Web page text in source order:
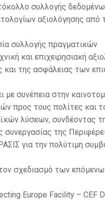
συλλογής
αξιολόγησης από
συλλογής πραγματικών
και επιχειρησιακή
και της ασφάλειας των
συνέπεια στην
προς τους πολίτες και
λύσεων, συνδέοντας
της
για την πολύτιμη
τον σχεδιασμό των
Europe Facility – CEF